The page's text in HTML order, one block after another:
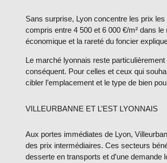
Sans surprise, Lyon concentre les prix
compris entre 4 500 et 6 000 €/m²dans le
économique et la rareté du foncier
Le marché lyonnais reste
conséquent. Pour celles et ceux qui
cibler l’emplacement et le type de bien
VILLEURBANNE ET L’EST LYONNAIS
Aux portes immédiates de Lyon,
des prix intermédiaires. Ces secteurs
desserte en transports et d’une